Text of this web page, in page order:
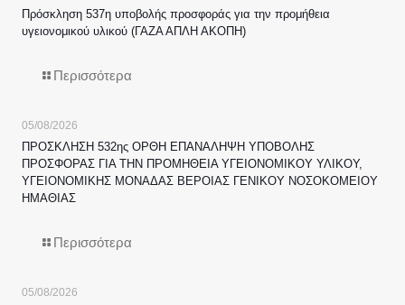
Πρόσκληση 537η υποβολής προσφοράς για την προμήθεια
υγειονομικού υλικού (ΓΑΖΑ ΑΠΛΗ ΑΚΟΠΗ)
Περισσότερα
05/08/2026
ΠΡΟΣΚΛΗΣΗ 532ης ΟΡΘΗ ΕΠΑΝΑΛΗΨΗ ΥΠΟΒΟΛΗΣ
ΠΡΟΣΦΟΡΑΣ ΓΙΑ ΤΗΝ ΠΡΟΜΗΘΕΙΑ ΥΓΕΙΟΝΟΜΙΚΟΥ ΥΛΙΚΟΥ,
ΥΓΕΙΟΝΟΜΙΚΗΣ ΜΟΝΑΔΑΣ ΒΕΡΟΙΑΣ ΓΕΝΙΚΟΥ ΝΟΣΟΚΟΜΕΙΟΥ
ΗΜΑΘΙΑΣ
Περισσότερα
05/08/2026